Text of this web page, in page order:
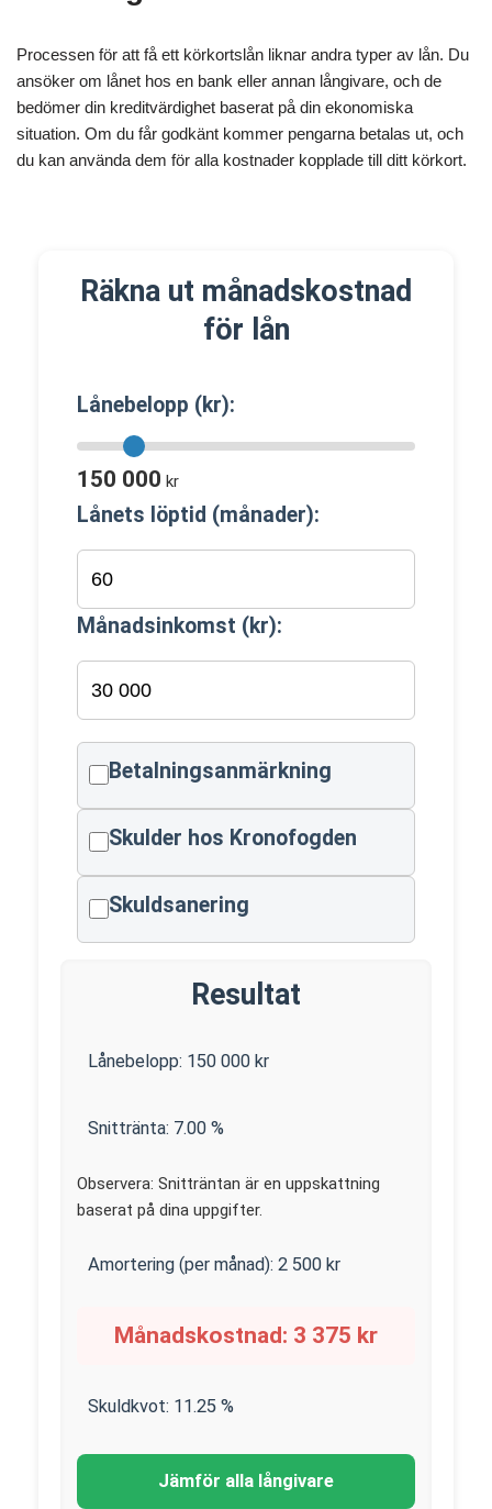
Processen för att få ett körkortslån liknar andra typer av lån. Du
ansöker om lånet hos en bank eller annan långivare, och de
bedömer din kreditvärdighet baserat på din ekonomiska
situation. Om du får godkänt kommer pengarna betalas ut, och
du kan använda dem för alla kostnader kopplade till ditt körkort.
Räkna ut månadskostnad
för lån
Lånebelopp (kr):
150 000 kr
Lånets löptid (månader):
Månadsinkomst (kr):
Betalningsanmärkning
Skulder hos Kronofogden
Skuldsanering
Resultat
Lånebelopp: 150 000 kr
Snittränta: 7.00 %
Observera: Snitträntan är en uppskattning
baserat på dina uppgifter.
Amortering (per månad): 2 500 kr
Månadskostnad: 3 375 kr
Skuldkvot: 11.25 %
Jämför alla långivare